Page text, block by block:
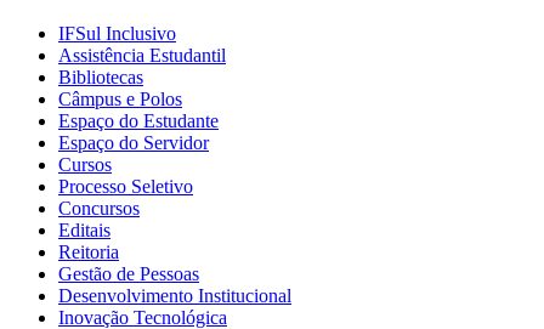
IFSul Inclusivo
Assistência Estudantil
Bibliotecas
Câmpus e Polos
Espaço do Estudante
Espaço do Servidor
Cursos
Processo Seletivo
Concursos
Editais
Reitoria
Gestão de Pessoas
Desenvolvimento Institucional
Inovação Tecnológica